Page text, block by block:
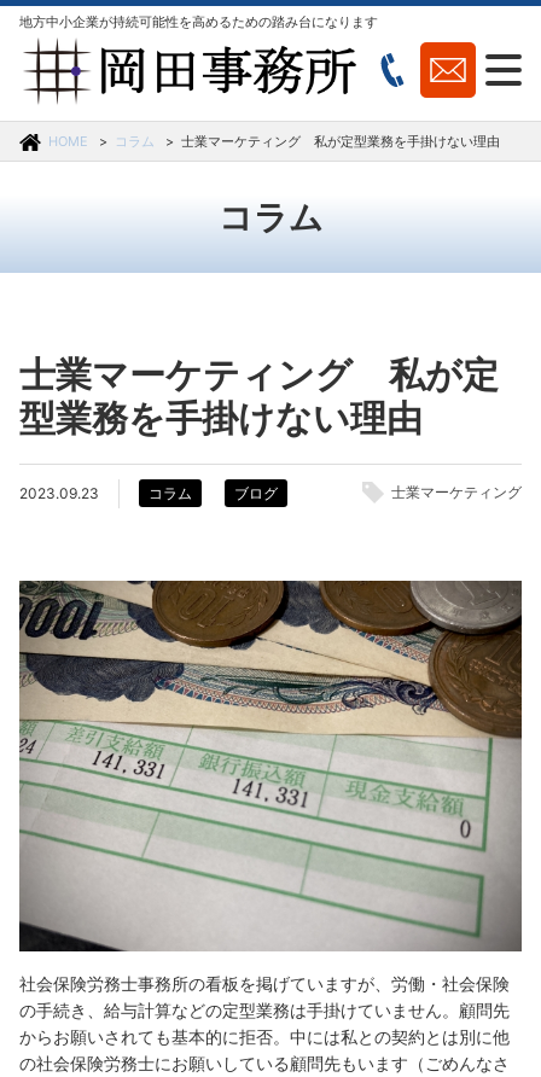
地方中小企業が持続可能性を高めるための踏み台になります
HOME コラム 士業マーケティング 私が定型業務を手掛けない理由
コラム
士業マーケティング 私が定
型業務を手掛けない理由
2023.09.23 コラム ブログ 士業マーケティング
社会保険労務士事務所の看板を掲げていますが、労働・社会保険
の手続き、給与計算などの定型業務は手掛けていません。顧問先
からお願いされても基本的に拒否。中には私との契約とは別に他
の社会保険労務士にお願いしている顧問先もいます（ごめんなさ